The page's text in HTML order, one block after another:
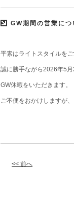
GW期間の営業につ
平素はライトスタイルを
誠に勝手ながら2026年5月
GW休暇をいただきます。
ご不便をおかけしますが
<< 前へ